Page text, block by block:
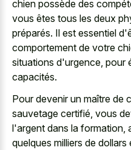
chien possède des
vous êtes tous les deux
préparés. Il est essentiel
comportement de votre
situations d'urgence, pour
capacités.
Pour devenir un maître de
sauvetage certifié, vous
l'argent dans la formation,
quelques milliers de